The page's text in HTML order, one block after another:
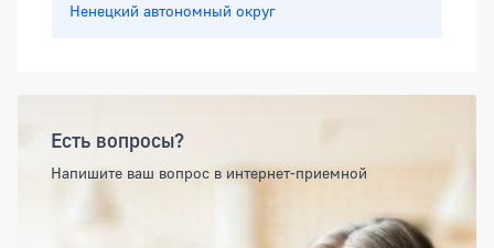
Ненецкий автономный округ
Есть вопросы?
Напишите ваш вопрос в интернет-приемной